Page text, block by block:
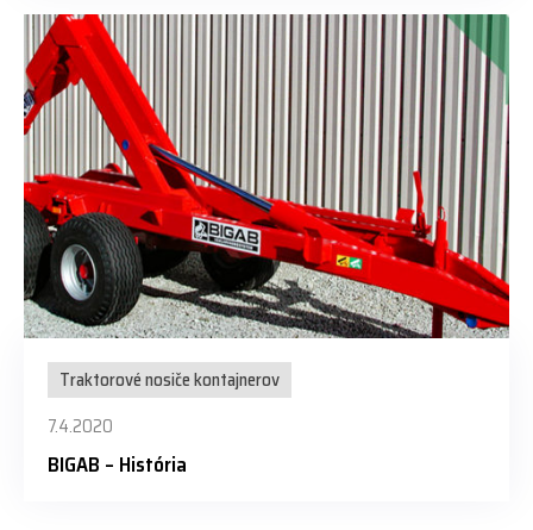
Traktorové nosiče kontajnerov
7.4.2020
BIGAB – História